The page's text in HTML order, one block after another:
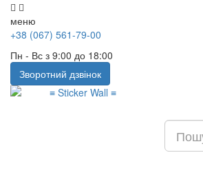
меню
+38 (067) 561-79-00
Пн - Вс з 9:00 до 18:00
Зворотний дзвінок